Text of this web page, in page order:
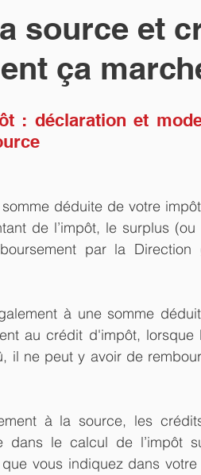
source et
ça
: déclaration et
déduite de votre
de l’impôt, le surplus (ou
par la Direction
à une somme
au crédit d'impôt,
il ne peut y avoir de
à la source, les
dans le calcul de l’impôt
vous indiquez dans